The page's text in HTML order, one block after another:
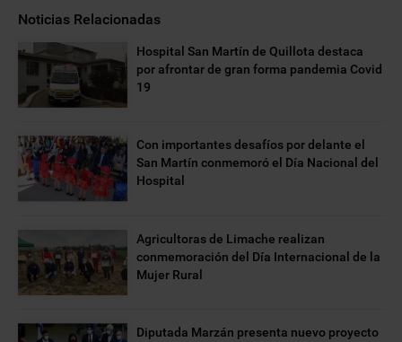
Noticias Relacionadas
Hospital San Martín de Quillota destaca
por afrontar de gran forma pandemia Covid
19
Con importantes desafíos por delante el
San Martín conmemoró el Día Nacional del
Hospital
Agricultoras de Limache realizan
conmemoración del Día Internacional de la
Mujer Rural
Diputada Marzán presenta nuevo proyecto